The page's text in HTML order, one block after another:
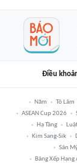
Điều
Năm Tô Lâm
ASEAN Cup 2026
Hạ Tầng
Kim Sang-Sik
Sân
Bảng Xếp Hạng